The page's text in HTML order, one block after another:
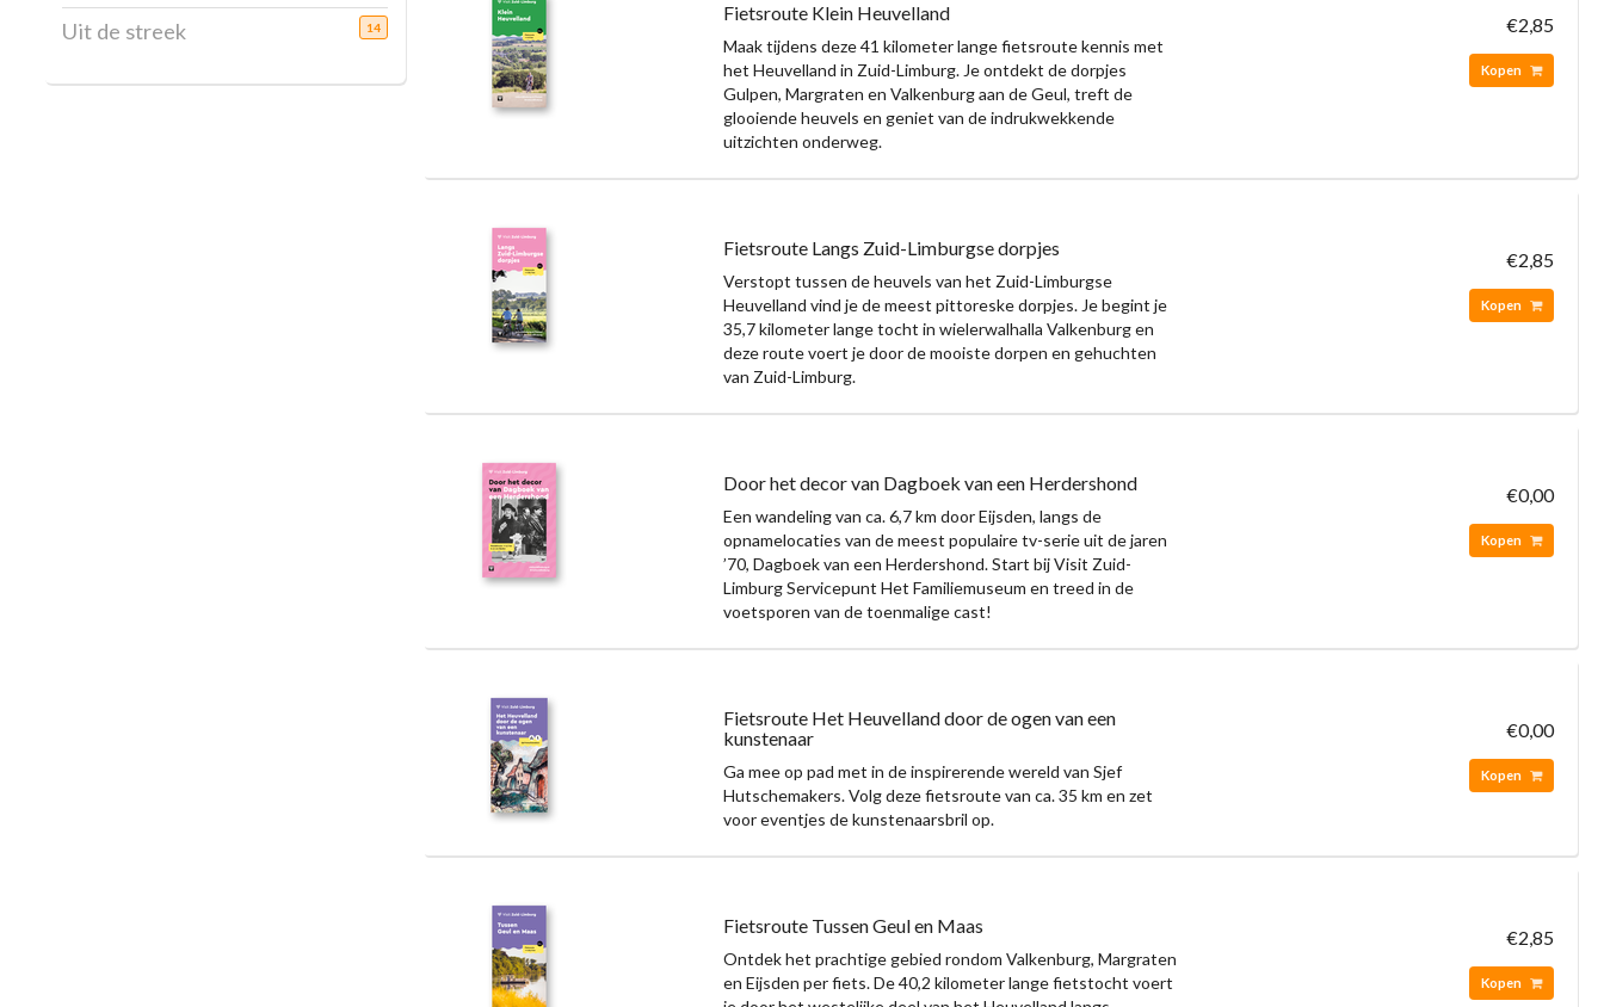
Uit de streek 14
Fietsroute Klein Heuvelland
Maak tijdens deze 41 kilometer lange fietsroute kennis met
het Heuvelland in Zuid-Limburg. Je ontdekt de dorpjes
Gulpen, Margraten en Valkenburg aan de Geul, treft de
glooiende heuvels en geniet van de indrukwekkende
uitzichten onderweg.
€2,85
Kopen
Fietsroute Langs Zuid-Limburgse dorpjes
Verstopt tussen de heuvels van het Zuid-Limburgse
Heuvelland vind je de meest pittoreske dorpjes. Je begint je
35,7 kilometer lange tocht in wielerwalhalla Valkenburg en
deze route voert je door de mooiste dorpen en gehuchten
van Zuid-Limburg.
€2,85
Kopen
Door het decor van Dagboek van een Herdershond
Een wandeling van ca. 6,7 km door Eijsden, langs de
opnamelocaties van de meest populaire tv-serie uit de jaren
’70, Dagboek van een Herdershond. Start bij Visit Zuid-
Limburg Servicepunt Het Familiemuseum en treed in de
voetsporen van de toenmalige cast!
€0,00
Kopen
Fietsroute Het Heuvelland door de ogen van een
kunstenaar
Ga mee op pad met in de inspirerende wereld van Sjef
Hutschemakers. Volg deze fietsroute van ca. 35 km en zet
voor eventjes de kunstenaarsbril op.
€0,00
Kopen
Fietsroute Tussen Geul en Maas
Ontdek het prachtige gebied rondom Valkenburg, Margraten
en Eijsden per fiets. De 40,2 kilometer lange fietstocht voert
€2,85
Kopen